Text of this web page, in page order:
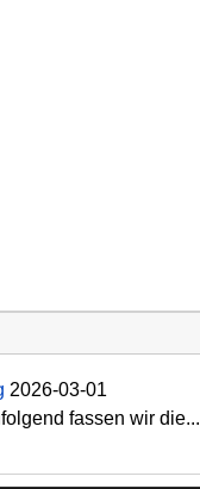
2026-03-01
fassen wir die...